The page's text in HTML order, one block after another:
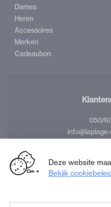
Dames
Heren
Accessoires
Merken
Cadeaubon
050/
Deze website
Bekijk